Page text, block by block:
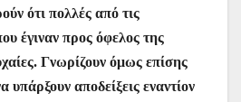
ότι πολλές από τις
έγιναν προς όφελος της
Γνωρίζουν όμως επίσης
υπάρξουν αποδείξεις εναντίον